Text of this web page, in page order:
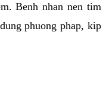
Benh nhan nen tim
phuong phap, kip